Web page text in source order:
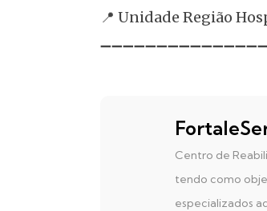
📍 Unidade Região
Centro de
tendo como
especializados